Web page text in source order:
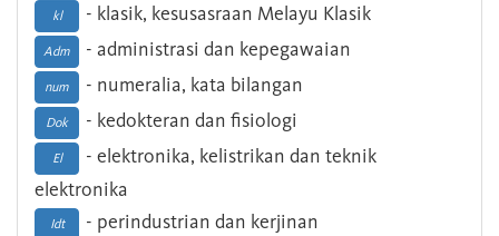
kl - klasik, kesusasraan Melayu Klasik
Adm - administrasi dan kepegawaian
num - numeralia, kata bilangan
Dok - kedokteran dan fisiologi
El
- elektronika, kelistrikan dan teknik
elektronika
Idt - perindustrian dan kerjinan